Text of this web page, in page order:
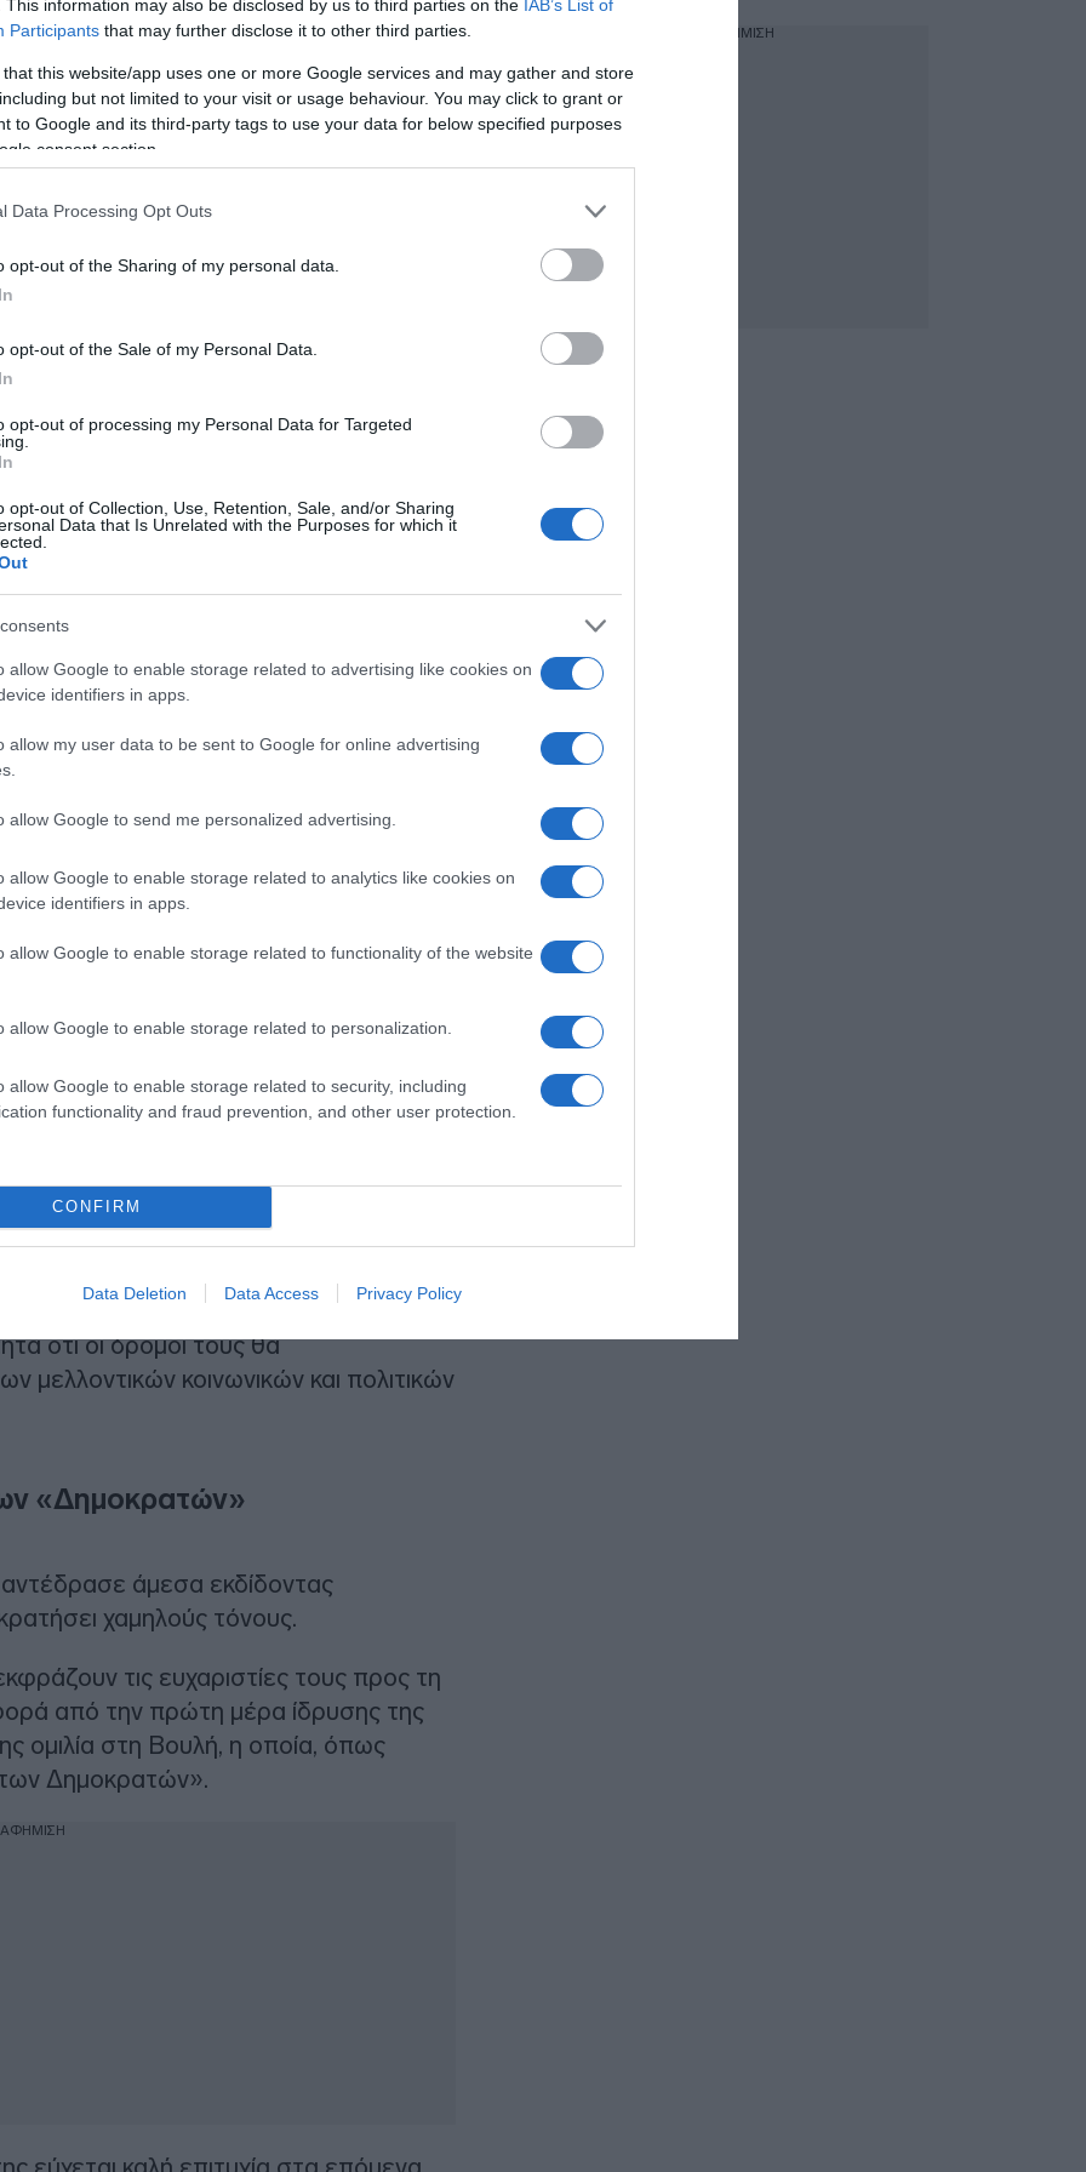
This information may also be disclosed by us to third parties on the IAB’s List of
Participants that may further disclose it to other third parties.
that this website/app uses one or more Google services and may gather and store
but not limited to your visit or usage behaviour. You may click to grant or
to Google and its third-party tags to use your data for below specified purposes
consent section.
Data Processing Opt Outs
opt-out of the Sharing of my personal data.
opt-out of the Sale of my Personal Data.
opt-out of processing my Personal Data for Targeted
opt-out of Collection, Use, Retention, Sale, and/or Sharing
Data that Is Unrelated with the Purposes for which it
allow Google to enable storage related to advertising like cookies on
identifiers in apps.
allow my user data to be sent to Google for online advertising
allow Google to send me personalized advertising.
allow Google to enable storage related to analytics like cookies on
identifiers in apps.
allow Google to enable storage related to functionality of the website
allow Google to enable storage related to personalization.
allow Google to enable storage related to security, including
functionality and fraud prevention, and other user protection.
CONFIRM
Data Deletion Data Access Privacy Policy
Χουρδάκη
ισχυρό πλήγμα, καθώς πλέον η
βουλευτή που εκπροσωπεί τους
περιορίζοντας δραματικά την
να μην δώσει στη δημοσιότητα το
που απέστειλε στο
δύο κομβικά αποσπάσματα.
πολιτική της στόχευση για το μέλλον,
πρώτη γραμμή με σκοπό τη
εναλλακτικής πρότασης»
προτάσσοντας ως
δυνάμεων και των ενεργών
βάση και τα στελέχη της παράταξης,
τους διαδρομή «έμαθε πολλά»,
ότι οι δρόμοι τους θα
μελλοντικών κοινωνικών και πολιτικών
«Δημοκρατών»
άμεσα εκδίδοντας
χαμηλούς τόνους.
τις ευχαριστίες τους προς τη
από την πρώτη μέρα ίδρυσης της
ομιλία στη Βουλή, η οποία, όπως
των Δημοκρατών».
εύχεται καλή επιτυχία στα επόμενα
ΔΙΑΦΗΜΙΣΗ